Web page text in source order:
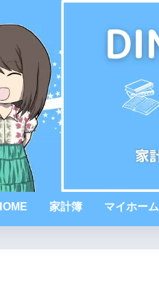
家計簿 マイホーム